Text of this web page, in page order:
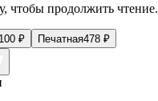
чтобы продолжить чтение.
100 ₽ Печатная478 ₽